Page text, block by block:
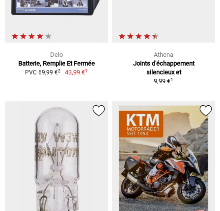
Delo
Batterie, Remplie Et Fermée
PVC 69,99 €2 43,99 €1
Athena
Joints d'échappement
silencieux et
9,99 €1